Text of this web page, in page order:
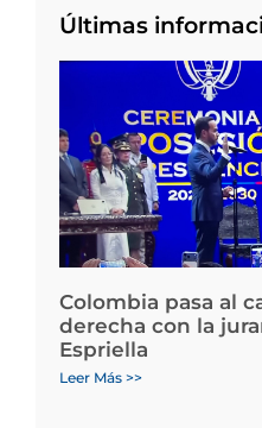
Últimas
Colombia pasa al
derecha con la
Espriella
Leer Más >>